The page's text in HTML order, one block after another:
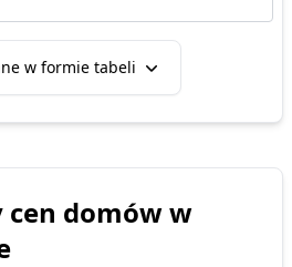
w formie tabeli
domóww